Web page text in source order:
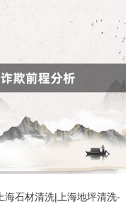
海石材清洗|上海地坪清洗-